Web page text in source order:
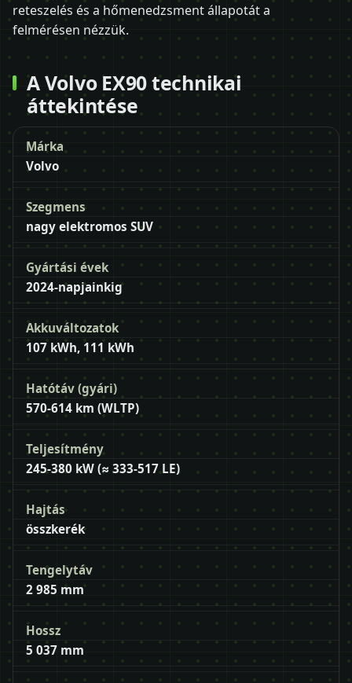
reteszelés és a hőmenedzsment állapotát a
felmérésen nézzük.
A Volvo EX90 technikai
áttekintése
Márka
Volvo
Szegmens
nagy elektromos SUV
Gyártási évek
2024-napjainkig
Akkuváltozatok
107 kWh, 111 kWh
Hatótáv (gyári)
570-614 km (WLTP)
Teljesítmény
245-380 kW (≈ 333-517 LE)
Hajtás
összkerék
Tengelytáv
2 985 mm
Hossz
5 037 mm